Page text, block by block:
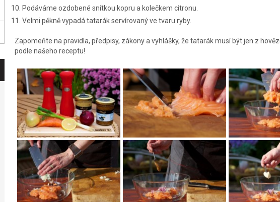
Podáváme ozdobené snítkou kopru a kolečkem citronu.
Velmi pěkně vypadá tatarák servírovaný ve tvaru ryby.
Zapomeňte na pravidla, předpisy, zákony a vyhlášky, že tatarák musí být jen z
podle našeho receptu!